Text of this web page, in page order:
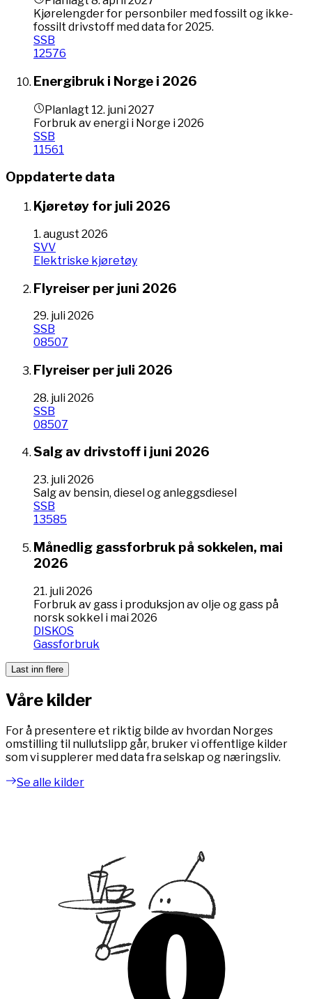
Kjørelengder for personbiler med fossilt og ikke-
fossilt drivstoff med data for 2025.
SSB
12576
Energibruk i Norge i 2026
Planlagt 12. juni 2027
Forbruk av energi i Norge i 2026
SSB
11561
Oppdaterte data
Kjøretøy for juli 2026
1. august 2026
SVV
Elektriske kjøretøy
Flyreiser per juni 2026
29. juli 2026
SSB
08507
Flyreiser per juli 2026
28. juli 2026
SSB
08507
Salg av drivstoff i juni 2026
23. juli 2026
Salg av bensin, diesel og anleggsdiesel
SSB
13585
Månedlig gassforbruk på sokkelen, mai
2026
21. juli 2026
Forbruk av gass i produksjon av olje og gass på
norsk sokkel i mai 2026
DISKOS
Gassforbruk
Last inn flere
Våre kilder
For å presentere et riktig bilde av hvordan Norges
omstilling til nullutslipp går, bruker vi offentlige kilder
som vi supplerer med data fra selskap og næringsliv.
Se alle kilder